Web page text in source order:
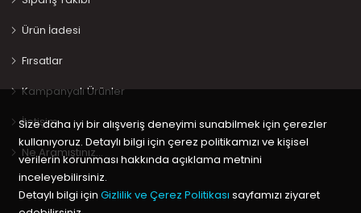
Ürün İadesi
Fırsatlar
Kampanyalı Ürünler
İletişim
Ne Aramıştınız…
Size daha iyi bir alışveriş deneyimi sunabilmek için çerezler
kullanıyoruz. Detaylı bilgi için çerez politikamızı ve kişisel
verilerin korunması hakkında açıklama metnini
inceleyebilirsiniz.
Detaylı bilgi için Gizlilik ve Çerez Politikası sayfamızı ziyaret